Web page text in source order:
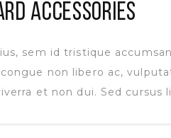
ACCESSORIES
sem id tristique
non libero ac,
et non dui. Sed cursus